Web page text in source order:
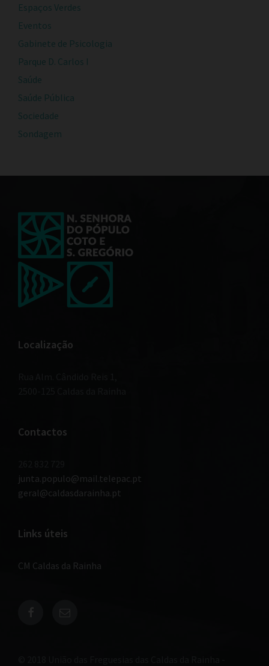
Espaços Verdes
Eventos
Gabinete de Psicologia
Parque D. Carlos I
Saúde
Saúde Pública
Sociedade
Sondagem
Localização
Contactos
junta.populo@mail.telepac.pt
geral@caldasdarainha.pt
Links úteis
CM Caldas da Rainha